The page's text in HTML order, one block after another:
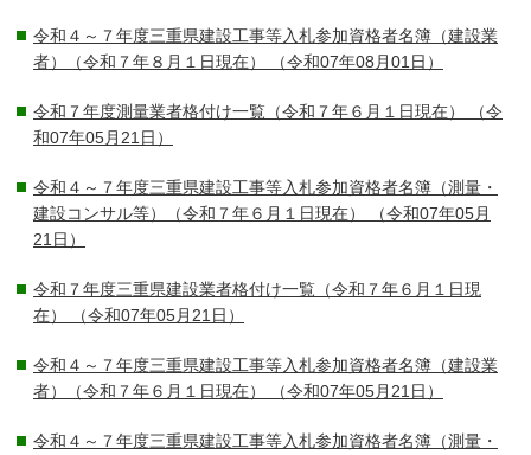
令和４～７年度三重県建設工事等入札参加資格者名簿（建設業
者）（令和７年８月１日現在）
（令和07年08月01日）
令和７年度測量業者格付け一覧（令和７年６月１日現在）
（令
和07年05月21日）
令和４～７年度三重県建設工事等入札参加資格者名簿（測量・
建設コンサル等）（令和７年６月１日現在）
（令和07年05月
21日）
令和７年度三重県建設業者格付け一覧（令和７年６月１日現
在）
（令和07年05月21日）
令和４～７年度三重県建設工事等入札参加資格者名簿（建設業
者）（令和７年６月１日現在）
（令和07年05月21日）
令和４～７年度三重県建設工事等入札参加資格者名簿（測量・